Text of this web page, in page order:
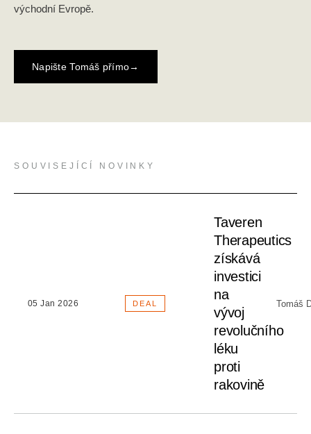
východní Evropě.
Napište Tomáš přímo→
SOUVISEJÍCÍ NOVINKY
05 Jan 2026 DEAL
Taveren
Therapeutics
získává
investici
na
vývoj
revolučního
léku
proti
rakovině
Tomáš